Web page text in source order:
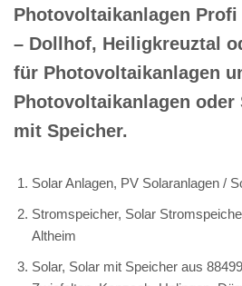
Photovoltaikanlagen Profi
– Dollhof, Heiligkreuztal
für Photovoltaikanlagen
Photovoltaikanlagen oder
mit Speicher.
Solar Anlagen, PV Solaranlagen /
Stromspeicher, Solar
Altheim
Solar, Solar mit Speicher aus